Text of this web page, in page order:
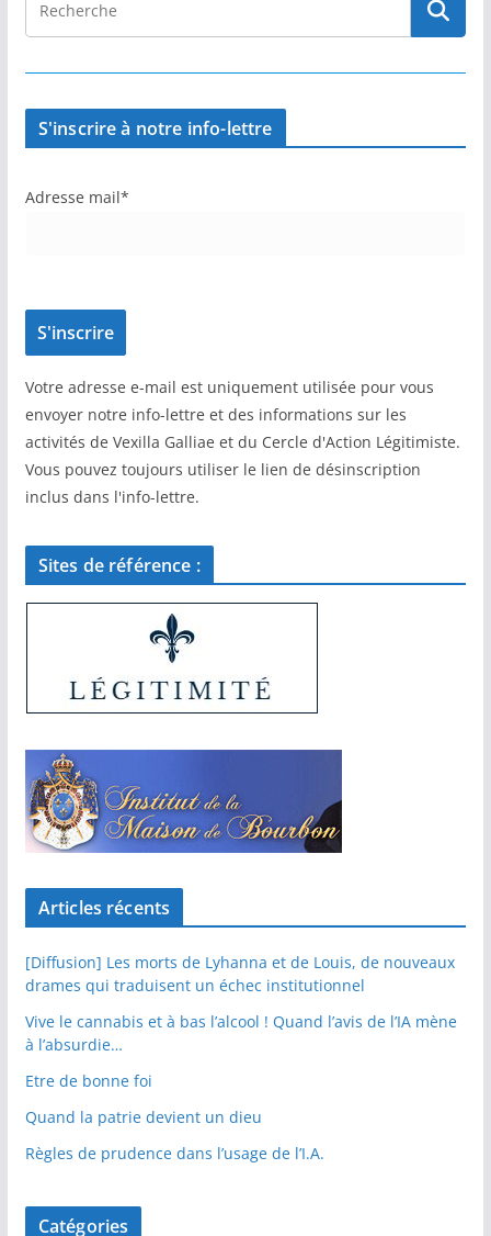
S'inscrire à notre info-lettre
Adresse mail*
Votre adresse e-mail est uniquement utilisée pour vous
envoyer notre info-lettre et des informations sur les
activités de Vexilla Galliae et du Cercle d'Action Légitimiste.
Vous pouvez toujours utiliser le lien de désinscription
inclus dans l'info-lettre.
Sites de référence :
Articles récents
[Diffusion] Les morts de Lyhanna et de Louis, de nouveaux
drames qui traduisent un échec institutionnel
Vive le cannabis et à bas l’alcool ! Quand l’avis de l’IA mène
à l’absurdie…
Etre de bonne foi
Quand la patrie devient un dieu
Règles de prudence dans l’usage de l’I.A.
Catégories